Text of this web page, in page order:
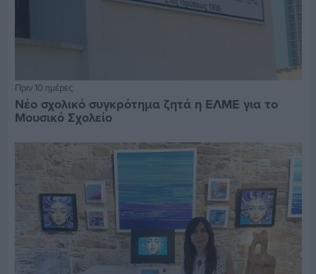
Πριν 10 ημέρες
Νέο σχολικό συγκρότημα ζητά η ΕΛΜΕ για το
Μουσικό Σχολείο